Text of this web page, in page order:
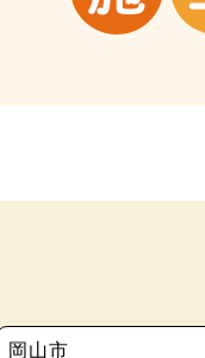
岡山市